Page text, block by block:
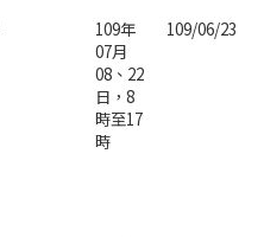
109年
07月
08、22
日，8
時至17
時
109/06/23